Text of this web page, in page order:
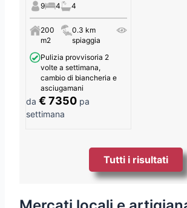
9 4 4
200
m2
0.3 km
spiaggia
Pulizia provvisoria 2
volte a settimana,
cambio di biancheria e
asciugamani
da€ 7350 pa
settimana
Tutti i risultati